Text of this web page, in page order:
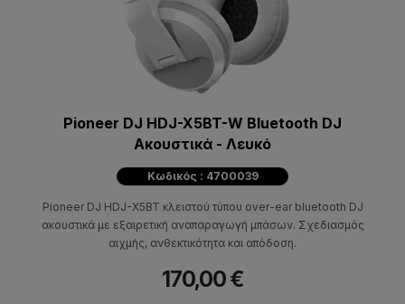
Pioneer DJ HDJ-X5BT-W Bluetooth DJ
Aκουστικά - Λευκό
Κωδικός : 4700039
Pioneer DJ HDJ-X5BT κλειστού τύπου over-ear bluetooth DJ
ακουστικά με εξαιρετική αναπαραγωγή μπάσων. Σχεδιασμός
αιχμής, ανθεκτικότητα και απόδοση.
170,00 €